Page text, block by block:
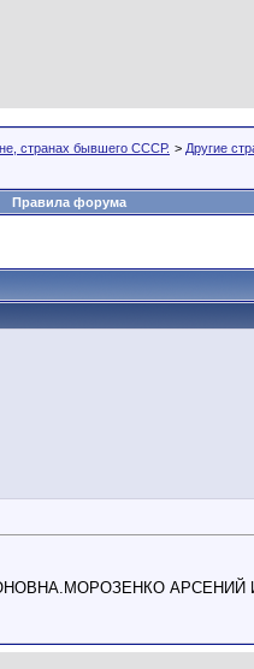
странах бывшего СССР. > Другие
Правила форума